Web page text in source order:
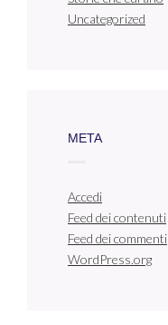
Uncategorized
META
Accedi
Feed dei contenuti
Feed dei commenti
WordPress.org